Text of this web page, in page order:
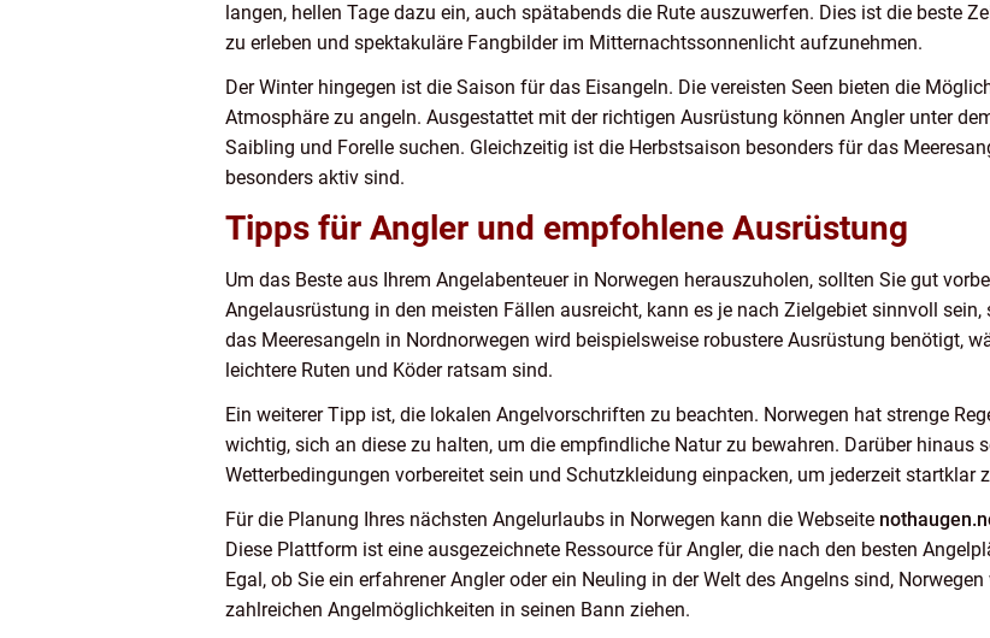
langen, hellen Tage dazu ein, auch spätabends die Rute auszuwerfen. Dies ist die beste
zu erleben und spektakuläre Fangbilder im Mitternachtssonnenlicht aufzunehmen.
Der Winter hingegen ist die Saison für das Eisangeln. Die vereisten Seen bieten die
Atmosphäre zu angeln. Ausgestattet mit der richtigen Ausrüstung können Angler unter
Saibling und Forelle suchen. Gleichzeitig ist die Herbstsaison besonders für das
besonders aktiv sind.
Tipps für Angler und empfohlene Ausrüstung
Um das Beste aus Ihrem Angelabenteuer in Norwegen herauszuholen, sollten Sie gut
Angelausrüstung in den meisten Fällen ausreicht, kann es je nach Zielgebiet sinnvoll
das Meeresangeln in Nordnorwegen wird beispielsweise robustere Ausrüstung benötigt,
leichtere Ruten und Köder ratsam sind.
Ein weiterer Tipp ist, die lokalen Angelvorschriften zu beachten. Norwegen hat strenge
wichtig, sich an diese zu halten, um die empfindliche Natur zu bewahren. Darüber hinaus
Wetterbedingungen vorbereitet sein und Schutzkleidung einpacken, um jederzeit startklar
Für die Planung Ihres nächsten Angelurlaubs in Norwegen kann die Webseite
Diese Plattform ist eine ausgezeichnete Ressource für Angler, die nach den besten
Egal, ob Sie ein erfahrener Angler oder ein Neuling in der Welt des Angelns sind,
zahlreichen Angelmöglichkeiten in seinen Bann ziehen.